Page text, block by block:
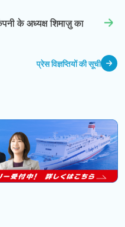
के अध्यक्ष शिमाज़ु का
प्रेस विज्ञप्तियों की सूची